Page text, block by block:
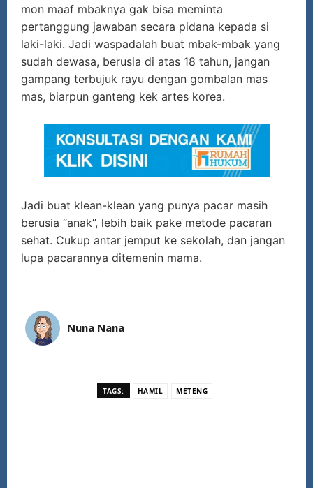
mon maaf mbaknya gak bisa meminta
pertanggung jawaban secara pidana kepada si
laki-laki. Jadi waspadalah buat mbak-mbak yang
sudah dewasa, berusia di atas 18 tahun, jangan
gampang terbujuk rayu dengan gombalan mas
mas, biarpun ganteng kek artes korea.
Jadi buat klean-klean yang punya pacar masih
berusia “anak”, lebih baik pake metode pacaran
sehat. Cukup antar jemput ke sekolah, dan jangan
lupa pacarannya ditemenin mama.
Nuna Nana
TAGS: HAMIL METENG